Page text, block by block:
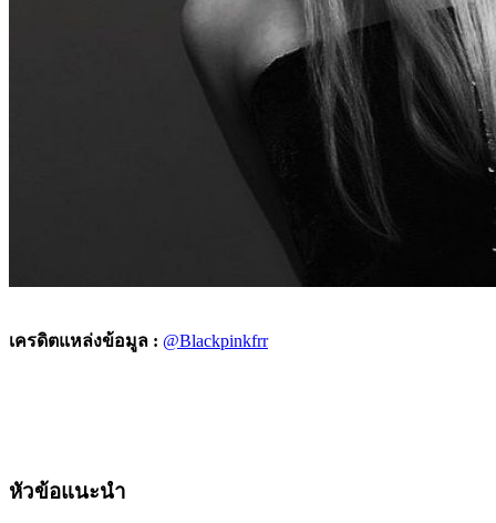
เครดิตแหล่งข้อมูล : @Blackpinkfrr
หัวข้อแนะนำ